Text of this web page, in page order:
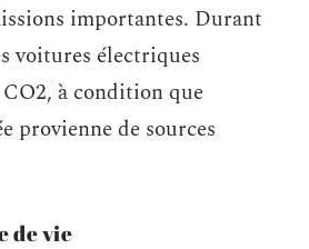
importantes. Durant
voitures électriques
CO2, à condition que
provienne de sources
de vie